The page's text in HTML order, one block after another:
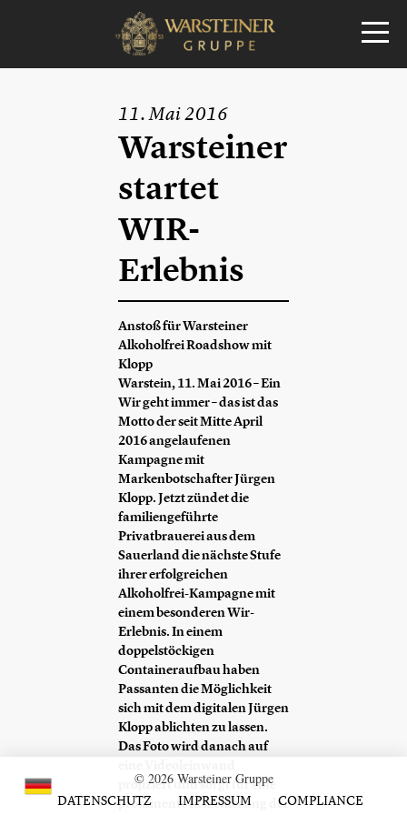
11. Mai 2016
Warsteiner
startet
WIR-
Erlebnis
Anstoß für Warsteiner
Alkoholfrei Roadshow mit
Klopp
Warstein, 11. Mai 2016 – Ein
Wir geht immer – das ist das
Motto der seit Mitte April
2016 angelaufenen
Kampagne mit
Markenbotschafter Jürgen
Klopp. Jetzt zündet die
familiengeführte
Privatbrauerei aus dem
Sauerland die nächste Stufe
ihrer erfolgreichen
Alkoholfrei-Kampagne mit
einem besonderen Wir-
Erlebnis. In einem
doppelstöckigen
Containeraufbau haben
Passanten die Möglichkeit
sich mit dem digitalen Jürgen
Klopp ablichten zu lassen.
Das Foto wird danach auf
projiziert und sorgt für eine
prominente Inszenierung der
© 2026 Warsteiner Gruppe
DATENSCHUTZ
IMPRESSUM COMPLIANCE